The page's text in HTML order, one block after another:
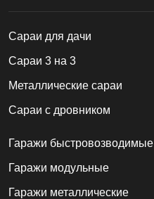
Cараи для дачи
Сараи 3 на 3
Металлические сараи
Сараи с дровником
Гаражи быстровозводимые
Гаражи модульные
Гаражи металлические